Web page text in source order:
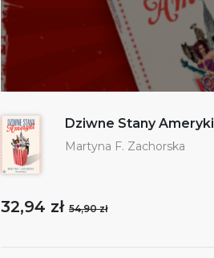
Dziwne Stany Ameryki
Martyna F. Zachorska
32,94 zł 54,90 zł